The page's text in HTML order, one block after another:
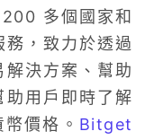
多個國家和
，致力於透過
決方案、幫助
用戶即時了解
幣價格。 Bitget